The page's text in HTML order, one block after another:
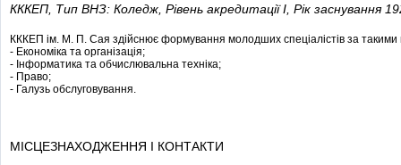
КККЕП, Тип ВНЗ: Коледж, Рівень акредитації I, Рік заснування
КККЕП ім. М. П. Сая здійснює формування молодших спеціалістів за такими
- Економіка та організація;
- Інформатика та обчислювальна техніка;
- Право;
- Галузь обслуговування.
МІСЦЕЗНАХОДЖЕННЯ І КОНТАКТИ